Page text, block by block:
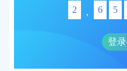
2 , 6 5
登录